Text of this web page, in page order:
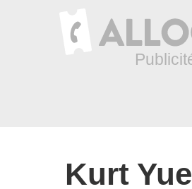
Kurt Yue